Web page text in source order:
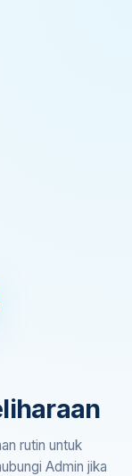
rutin untuk
Admin jika